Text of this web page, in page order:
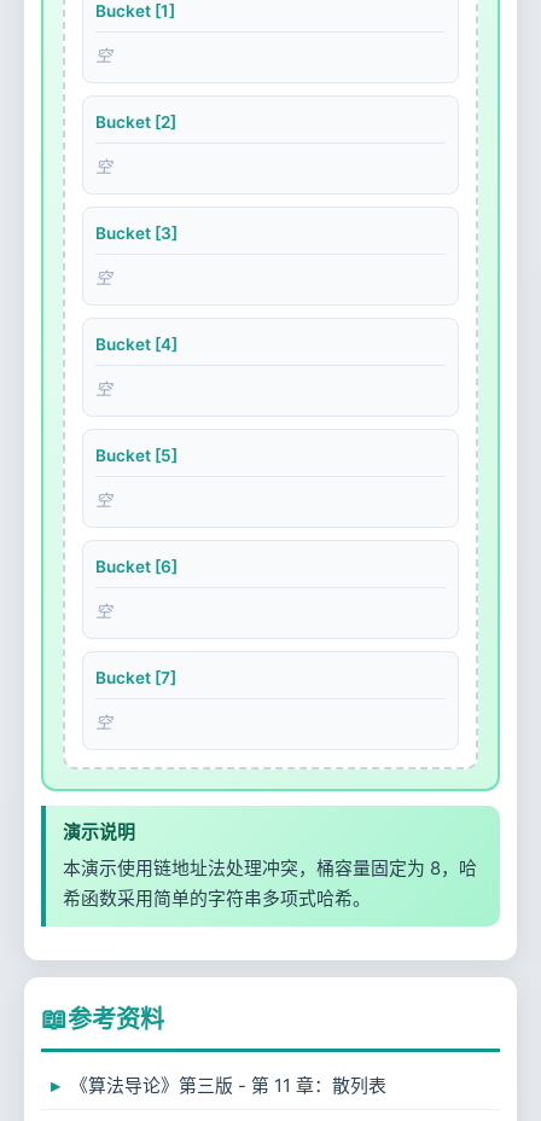
Bucket [1]
空
Bucket [2]
空
Bucket [3]
空
Bucket [4]
空
Bucket [5]
空
Bucket [6]
空
Bucket [7]
空
演示说明
本演示使用链地址法处理冲突，桶容量固定为 8，哈
希函数采用简单的字符串多项式哈希。
📖参考资料
《算法导论》第三版 - 第 11 章：散列表